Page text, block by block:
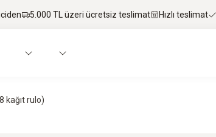
5.000 TL üzeri ücretsiz teslimat Hızlı teslimat
kağıt rulo)